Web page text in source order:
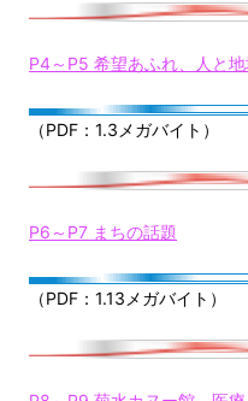
P4～P5 希望あふれ、人と
（PDF：1.3メガバイト）
P6～P7 まちの話題
（PDF：1.13メガバイト）